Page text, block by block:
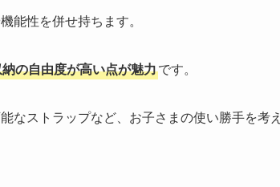
能性を併せ持ちます。
の自由度が高い点が魅力です。
なストラップなど、お子さまの使い勝手を考え